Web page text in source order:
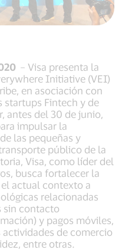
– Visa presenta la
Initiative (VEI)
en asociación con
startups Fintech y de
antes del 30 de junio,
impulsar la
las pequeñas y
público de la
Visa, como líder del
busca fortalecer la
actual contexto a
relacionadas
sin contacto
y pagos móviles,
de comercio
entre otras.